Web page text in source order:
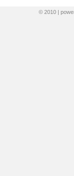
© 2010 |